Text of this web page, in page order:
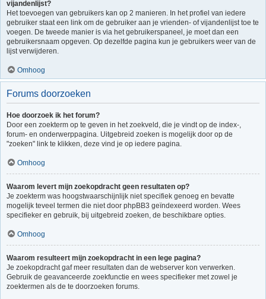
vijandenlijst?
Het toevoegen van gebruikers kan op 2 manieren. In het profiel van iedere
gebruiker staat een link om de gebruiker aan je vrienden- of vijandenlijst toe te
voegen. De tweede manier is via het gebruikerspaneel, je moet dan een
gebruikersnaam opgeven. Op dezelfde pagina kun je gebruikers weer van de
lijst verwijderen.
Omhoog
Forums doorzoeken
Hoe doorzoek ik het forum?
Door een zoekterm op te geven in het zoekveld, die je vindt op de index-,
forum- en onderwerppagina. Uitgebreid zoeken is mogelijk door op de
"zoeken" link te klikken, deze vind je op iedere pagina.
Omhoog
Waarom levert mijn zoekopdracht geen resultaten op?
Je zoekterm was hoogstwaarschijnlijk niet specifiek genoeg en bevatte
mogelijk teveel termen die niet door phpBB3 geïndexeerd worden. Wees
specifieker en gebruik, bij uitgebreid zoeken, de beschikbare opties.
Omhoog
Waarom resulteert mijn zoekopdracht in een lege pagina?
Je zoekopdracht gaf meer resultaten dan de webserver kon verwerken.
Gebruik de geavanceerde zoekfunctie en wees specifieker met zowel je
zoektermen als de te doorzoeken forums.